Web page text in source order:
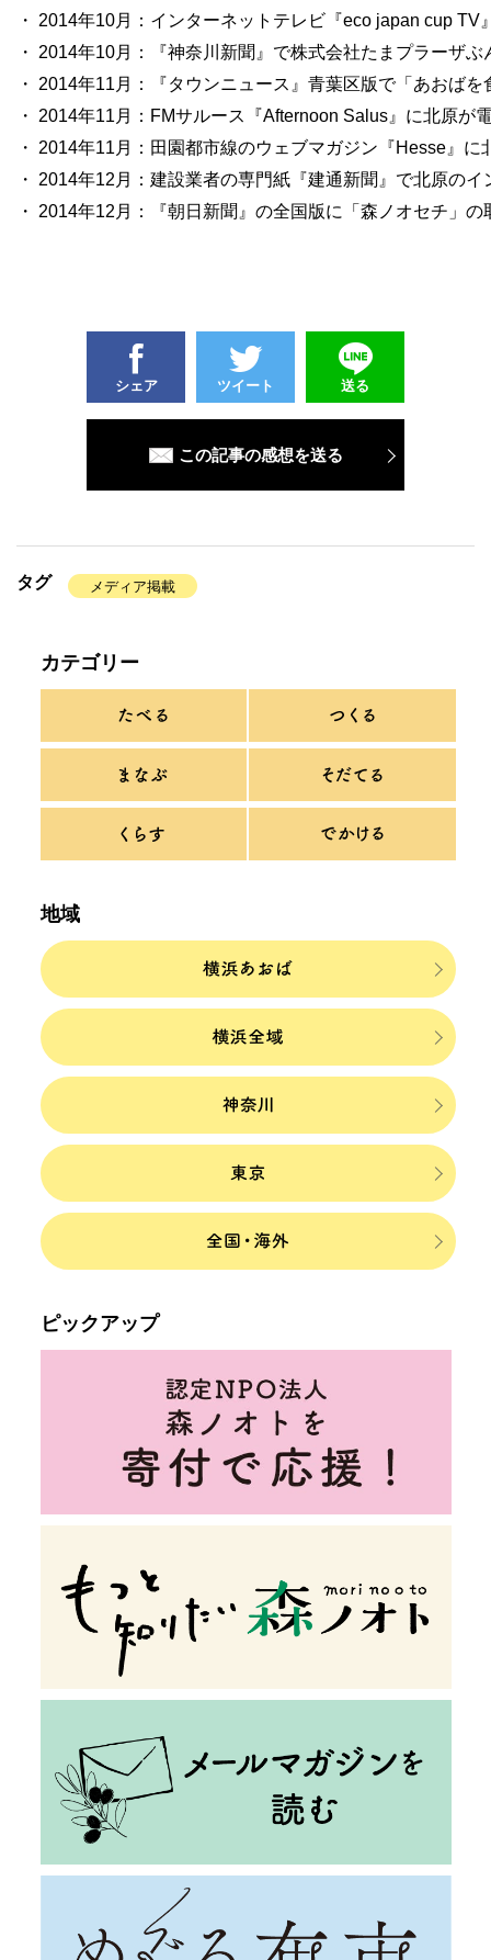
・ 2014年10月：インターネットテレビ『eco japan cup
・ 2014年10月：『神奈川新聞』で株式会社たまプラーザ
・ 2014年11月：『タウンニュース』青葉区版で「あおば
・ 2014年11月：FMサルース『Afternoon Salus』に北原
・ 2014年11月：田園都市線のウェブマガジン『Hesse』
・ 2014年12月：建設業者の専門紙『建通新聞』で北原の
・ 2014年12月：『朝日新聞』の全国版に「森ノオセチ」
シェア ツイート 送る
この記事の感想を送る
タグ メディア掲載
カテゴリー
地域
ピックアップ